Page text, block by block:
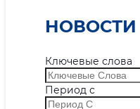
НОВОСТИ
Ключевые слова
Период с